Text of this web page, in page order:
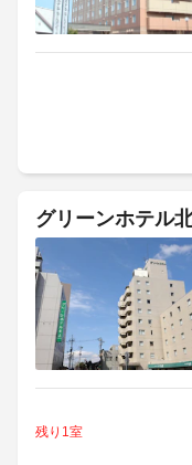
グリーンホテル
残り1室